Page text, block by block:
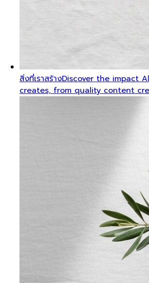
สิ่งที่เราสร้างDiscover the impact
creates, from quality content